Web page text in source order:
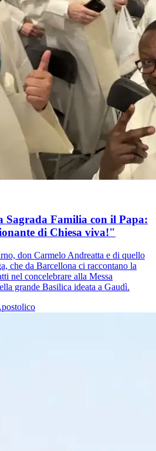
Sagrada Familia con il Papa:
di Chiesa viva!"
don Carmelo Andreatta e di quello
che da Barcellona ci raccontano la
nel concelebrare alla Messa
grande Basilica ideata a Gaudì.